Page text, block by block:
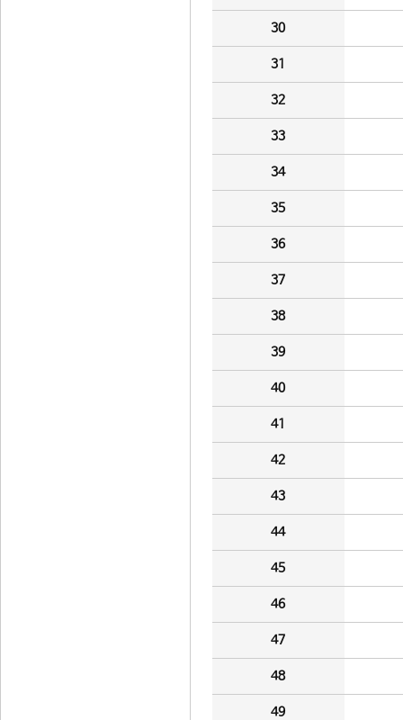
30
31
32
33
34
35
36
37
38
39
40
41
42
43
44
45
46
47
48
49